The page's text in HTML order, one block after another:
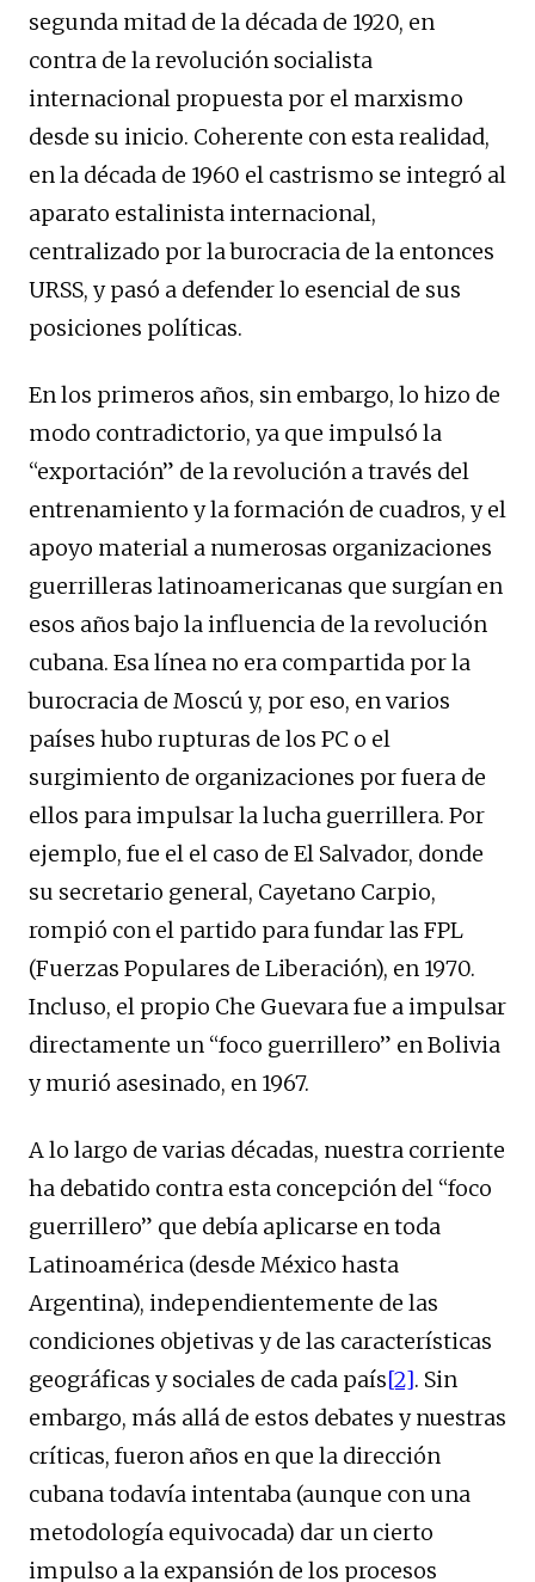
segunda mitad de la década de 1920, en
contra de la revolución socialista
internacional propuesta por el marxismo
desde su inicio. Coherente con esta realidad,
en la década de 1960 el castrismo se integró al
aparato estalinista internacional,
centralizado por la burocracia de la entonces
URSS, y pasó a defender lo esencial de sus
posiciones políticas.
En los primeros años, sin embargo, lo hizo de
modo contradictorio, ya que impulsó la
“exportación” de la revolución a través del
entrenamiento y la formación de cuadros, y el
apoyo material a numerosas organizaciones
guerrilleras latinoamericanas que surgían en
esos años bajo la influencia de la revolución
cubana. Esa línea no era compartida por la
burocracia de Moscú y, por eso, en varios
países hubo rupturas de los PC o el
surgimiento de organizaciones por fuera de
ellos para impulsar la lucha guerrillera. Por
ejemplo, fue el el caso de El Salvador, donde
su secretario general, Cayetano Carpio,
rompió con el partido para fundar las FPL
(Fuerzas Populares de Liberación), en 1970.
Incluso, el propio Che Guevara fue a impulsar
directamente un “foco guerrillero” en Bolivia
y murió asesinado, en 1967.
A lo largo de varias décadas, nuestra corriente
ha debatido contra esta concepción del “foco
guerrillero” que debía aplicarse en toda
Latinoamérica (desde México hasta
Argentina), independientemente de las
condiciones objetivas y de las características
geográficas y sociales de cada país[2]. Sin
embargo, más allá de estos debates y nuestras
críticas, fueron años en que la dirección
cubana todavía intentaba (aunque con una
metodología equivocada) dar un cierto
impulso a la expansión de los procesos